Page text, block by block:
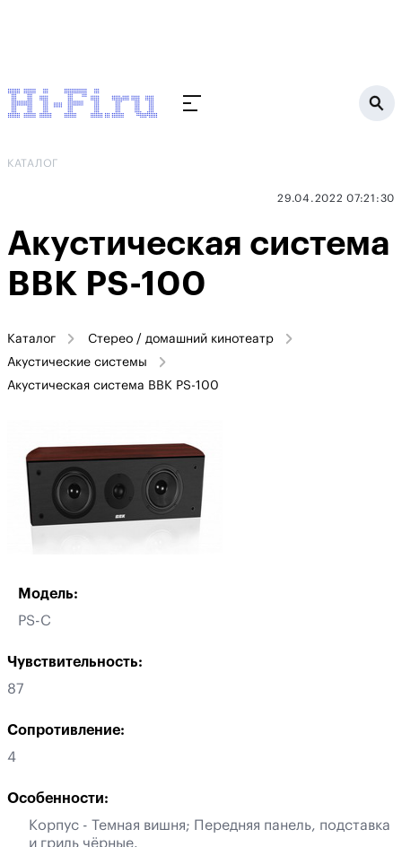
КАТАЛОГ
29.04.2022 07:21:30
Акустическая система
BBK PS-100
Каталог
Стерео / домашний кинотеатр
Акустические системы
Акустическая система BBK PS-100
Модель:
PS-C
Чувствительность:
87
Сопротивление:
4
Особенности:
Корпус - Темная вишня; Передняя панель, подставка
и гриль чёрные.